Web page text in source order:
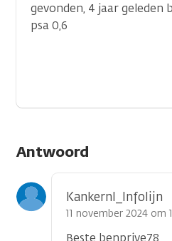
gevonden, 4 jaar geleden
psa 0,6
Antwoord
Kankernl_Infolijn
11 november 2024 om
Beste benprive78,